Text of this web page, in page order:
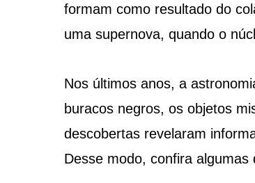
formam como resultado do
uma supernova, quando o
Nos últimos anos, a
buracos negros, os objetos
descobertas revelaram
Desse modo, confira algumas